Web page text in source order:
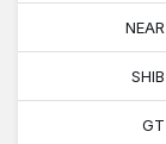
NEAR
SHIB
GT